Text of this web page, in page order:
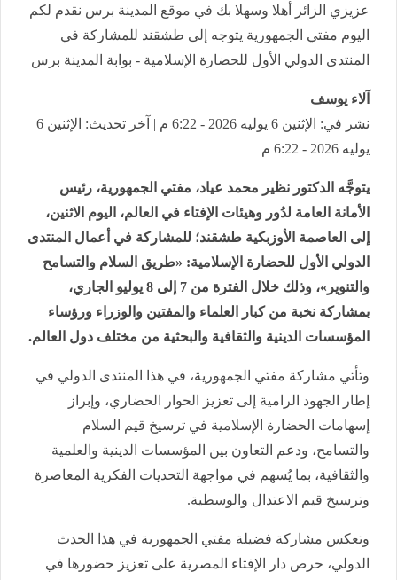
عزيزي الزائر أهلا وسهلا بك في موقع المدينة برس نقدم لكم
اليوم مفتي الجمهورية يتوجه إلى طشقند للمشاركة في
المنتدى الدولي الأول للحضارة الإسلامية - بوابة المدينة برس
آلاء يوسف
نشر في: الإثنين 6 يوليه 2026 - 6:22 م | آخر تحديث: الإثنين 6
يوليه 2026 - 6:22 م
يتوجَّه الدكتور نظير محمد عياد، مفتي الجمهورية، رئيس
الأمانة العامة لدُور وهيئات الإفتاء في العالم، اليوم الاثنين،
إلى العاصمة الأوزبكية طشقند؛ للمشاركة في أعمال المنتدى
الدولي الأول للحضارة الإسلامية: «طريق السلام والتسامح
والتنوير»، وذلك خلال الفترة من 7 إلى 8 يوليو الجاري،
بمشاركة نخبة من كبار العلماء والمفتين والوزراء ورؤساء
المؤسسات الدينية والثقافية والبحثية من مختلف دول العالم.
وتأتي مشاركة مفتي الجمهورية، في هذا المنتدى الدولي في
إطار الجهود الرامية إلى تعزيز الحوار الحضاري، وإبراز
إسهامات الحضارة الإسلامية في ترسيخ قيم السلام
والتسامح، ودعم التعاون بين المؤسسات الدينية والعلمية
والثقافية، بما يُسهم في مواجهة التحديات الفكرية المعاصرة
وترسيخ قيم الاعتدال والوسطية.
وتعكس مشاركة فضيلة مفتي الجمهورية في هذا الحدث
الدولي، حرص دار الإفتاء المصرية على تعزيز حضورها في